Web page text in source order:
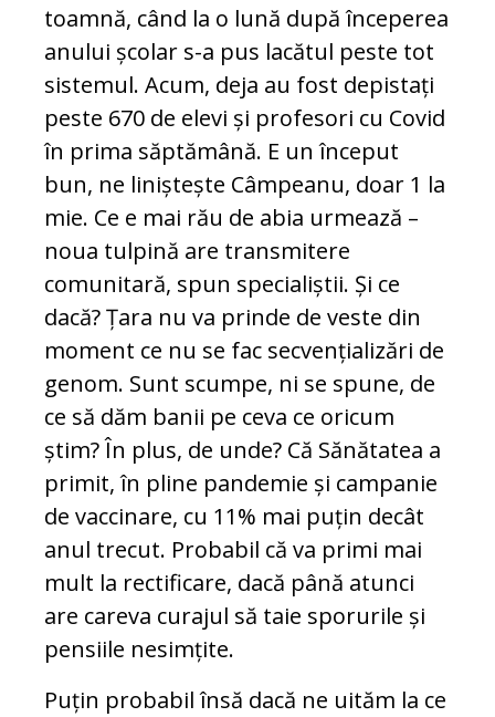
toamnă, când la o lună după începerea
anului școlar s-a pus lacătul peste tot
sistemul. Acum, deja au fost depistați
peste 670 de elevi și profesori cu Covid
în prima săptămână. E un început
bun, ne liniștește Câmpeanu, doar 1 la
mie. Ce e mai rău de abia urmează –
noua tulpină are transmitere
comunitară, spun specialiștii. Și ce
dacă? Țara nu va prinde de veste din
moment ce nu se fac secvențializări de
genom. Sunt scumpe, ni se spune, de
ce să dăm banii pe ceva ce oricum
știm? În plus, de unde? Că Sănătatea a
primit, în pline pandemie și campanie
de vaccinare, cu 11% mai puțin decât
anul trecut. Probabil că va primi mai
mult la rectificare, dacă până atunci
are careva curajul să taie sporurile și
pensiile nesimțite.
Puțin probabil însă dacă ne uităm la ce